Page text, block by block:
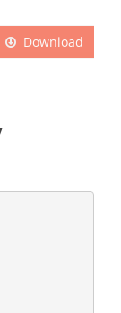
Download